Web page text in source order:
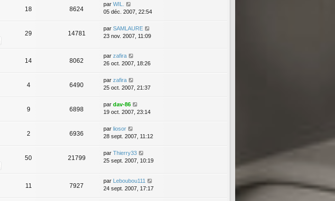
18 8624
par WIL.
05 déc. 2007, 22:54
29 14781
par SAMLAURE
23 nov. 2007, 11:09
14 8062
par zafira
26 oct. 2007, 18:26
4 6490
par zafira
25 oct. 2007, 21:37
9 6898
par dav-86
19 oct. 2007, 23:14
2 6936
par liosor
28 sept. 2007, 11:12
50 21799
par Thierry33
25 sept. 2007, 10:19
11 7927
par Leboubou111
24 sept. 2007, 17:17